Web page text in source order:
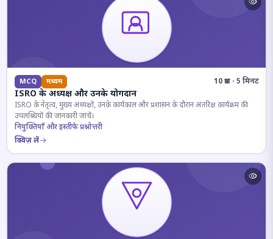
MCQ मध्यम 10 प्रश्न · 5 मिनट
ISRO के अध्यक्ष और उनके योगदान
ISRO के नेतृत्व, मुख्य अध्यक्षों, उनके कार्यकाल और प्रशासन के दौरान अंतरिक्ष कार्यक्रम की
उपलब्धियों की जानकारी जांचें।
नियुक्तियाँ और इस्तीफे प्रश्नोत्तरी
क्विज़ लें